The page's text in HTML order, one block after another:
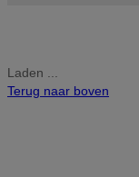
Laden ...
Terug naar boven